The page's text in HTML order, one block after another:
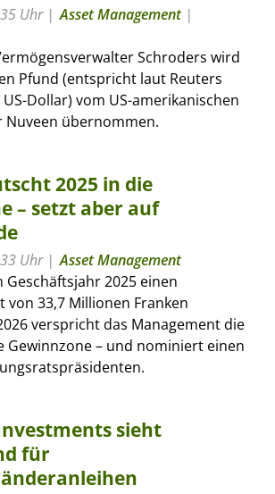
Uhr Asset Management|
Schroders wird
Pfund (entspricht laut Reuters
Dollar) vom US-amerikanischen
Nuveen übernommen.
2025 in die
– setzt aber auf
Uhr
Asset Management
Geschäftsjahr 2025 einen
von 33,7 Millionen Franken
verspricht das Management die
Gewinnzone – und nominiert einen
sieht
für